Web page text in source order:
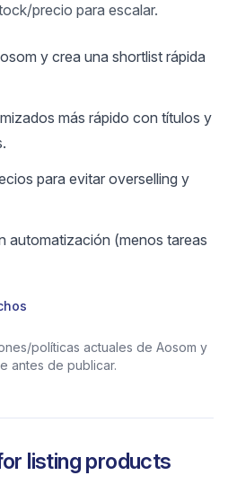
precio para escalar.
y crea una shortlist rápida
más rápido con títulos y
para evitar overselling y
automatización (menos tareas
políticas actuales de Aosom y
antes de publicar.
listing products